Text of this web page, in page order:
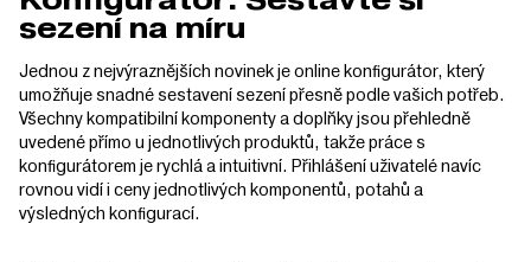
sezení na míru
Jednou z nejvýraznějších novinek je online konfigurátor, který
umožňuje snadné sestavení sezení přesně podle vašich potřeb.
Všechny kompatibilní komponenty a doplňky jsou přehledně
uvedené přímo u jednotlivých produktů, takže práce s
konfigurátorem je rychlá a intuitivní. Přihlášení uživatelé navíc
rovnou vidí i ceny jednotlivých komponentů, potahů a
výsledných konfigurací.